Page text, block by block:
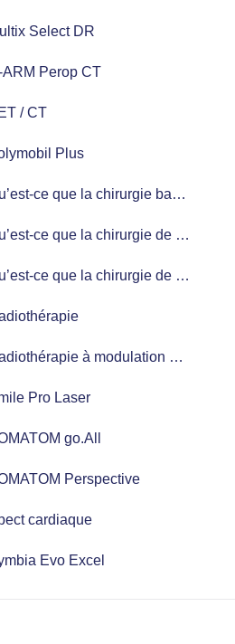
(IRM 3,0 T)
en gynécologie
Select DR
ARM Perop CT
/ CT
Plus
ce que la chirurgie bariatrique
ce que la chirurgie de
ce que la chirurgie de
à modulation
Pro Laser
go.All
Perspective
cardiaque
Evo Excel